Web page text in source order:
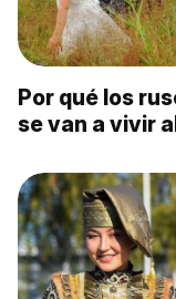
Por qué los
se van a vivir